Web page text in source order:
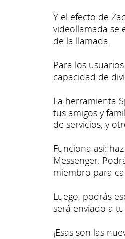
Y el efecto de
videollamada se
de la llamada.
Para los
capacidad de
La herramienta
tus amigos y
de servicios, y
Funciona así:
Messenger.
miembro para
Luego, podrás
será enviado a
¡Esas son las